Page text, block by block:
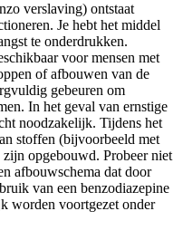
verslaving) ontstaat
Je hebt het middel
te onderdrukken.
voor mensen met
of afbouwen van de
gebeuren om
In het geval van ernstige
noodzakelijk. Tijdens het
stoffen (bijvoorbeeld met
opgebouwd. Probeer niet
afbouwschema dat door
van een benzodiazepine
worden voortgezet onder